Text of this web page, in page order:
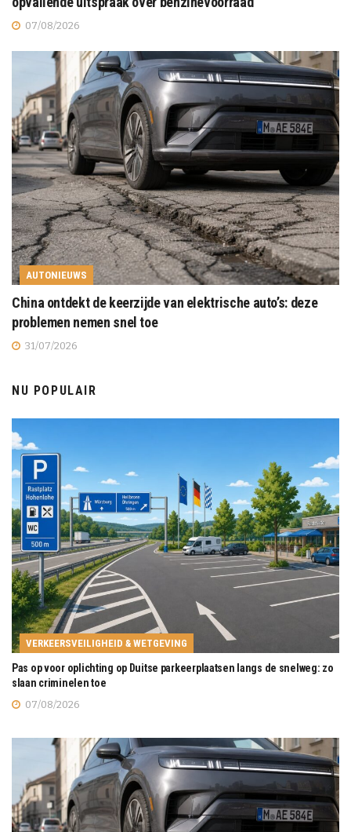
07/08/2026
AUTONIEUWS
China ontdekt de keerzijde van elektrische auto’s: deze
problemen nemen snel toe
31/07/2026
NU POPULAIR
VERKEERSVEILIGHEID & WETGEVING
Pas op voor oplichting op Duitse parkeerplaatsen langs de snelweg: zo
slaan criminelen toe
07/08/2026